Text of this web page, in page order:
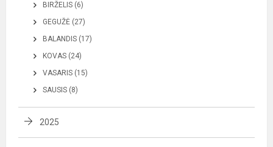
BIRŽELIS (6)
GEGUŽĖ (27)
BALANDIS (17)
KOVAS (24)
VASARIS (15)
SAUSIS (8)
2025